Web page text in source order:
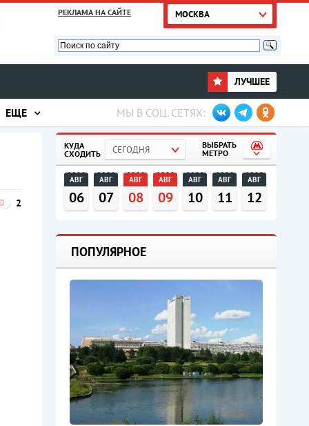
РЕКЛАМА НА САЙТЕ МОСКВА
ЛУЧШЕЕ
ЕЩЕ МЫ В СОЦ. СЕТЯХ:
2
КУДА
СХОДИТЬ
СЕГОДНЯ
ВЫБРАТЬ
МЕТРО
АВГ
06
АВГ
07
АВГ
08
АВГ
09
АВГ
10
АВГ
11
АВГ
12
ПОПУЛЯРНОЕ